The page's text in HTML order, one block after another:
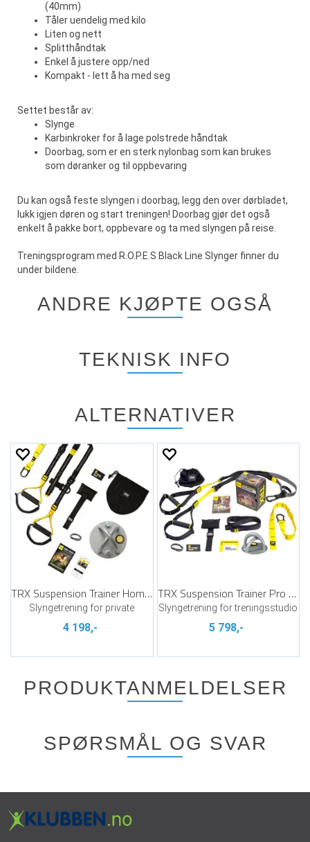
(40mm)
Tåler uendelig med kilo
Liten og nett
Splitthåndtak
Enkel å justere opp/ned
Kompakt - lett å ha med seg
Settet består av:
Slynge
Karbinkroker for å lage polstrede håndtak
Doorbag, som er en sterk nylonbag som kan brukes
som døranker og til oppbevaring
Du kan også feste slyngen i doorbag, legg den over dørbladet,
lukk igjen døren og start treningen! Doorbag gjør det også
enkelt å pakke bort, oppbevare og ta med slyngen på reise.
Treningsprogram med R.O.P.E.S Black Line Slynger finner du
under bildene.
ANDRE KJØPTE OGSÅ
TEKNISK INFO
ALTERNATIVER
TRX Suspension Trainer Home+ TRX X Mount
Slyngetrening for private
4 198,-
TRX Suspension Trainer Pro + TRX X Mount
Slyngetrening for treningsstudio
5 798,-
PRODUKTANMELDELSER
SPØRSMÅL OG SVAR